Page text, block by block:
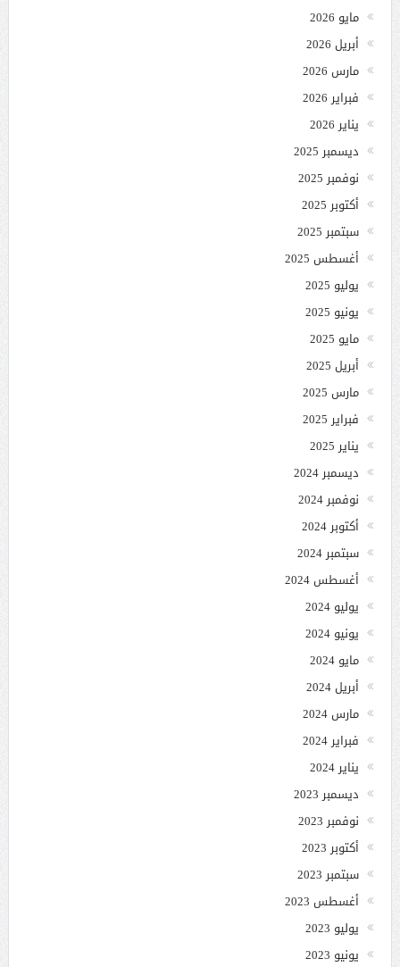
مايو 2026
أبريل 2026
مارس 2026
فبراير 2026
يناير 2026
ديسمبر 2025
نوفمبر 2025
أكتوبر 2025
سبتمبر 2025
أغسطس 2025
يوليو 2025
يونيو 2025
مايو 2025
أبريل 2025
مارس 2025
فبراير 2025
يناير 2025
ديسمبر 2024
نوفمبر 2024
أكتوبر 2024
سبتمبر 2024
أغسطس 2024
يوليو 2024
يونيو 2024
مايو 2024
أبريل 2024
مارس 2024
فبراير 2024
يناير 2024
ديسمبر 2023
نوفمبر 2023
أكتوبر 2023
سبتمبر 2023
أغسطس 2023
يوليو 2023
يونيو 2023